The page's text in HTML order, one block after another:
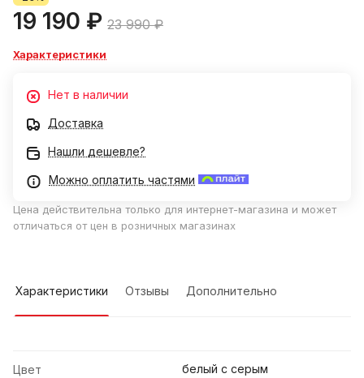
19 190 ₽ 23 990 ₽
Характеристики
Нет в наличии
Доставка
Нашли дешевле?
Можно оплатить частями
Цена действительна только для интернет-магазина и может
отличаться от цен в розничных магазинах
Характеристики Отзывы Дополнительно
Цвет белый с серым